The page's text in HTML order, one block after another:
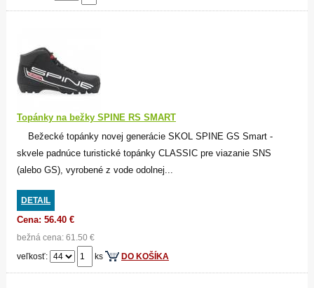
Topánky na bežky SPINE RS SMART
Bežecké topánky novej generácie SKOL SPINE GS Smart -
skvele padnúce turistické topánky CLASSIC pre viazanie SNS
(alebo GS), vyrobené z vode odolnej...
DETAIL
Cena: 56.40 €
bežná cena: 61.50 €
veľkosť:
ks DO KOŠÍKA